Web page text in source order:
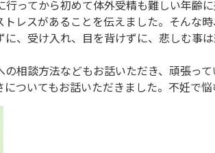
ってから初めて体外受精も難しい年齢
レスがあることを伝えました。そんな
、受け入れ、目を背けずに、悲しむ事
相談方法などもお話いただき、頑張っ
ついてもお話いただきました。不妊で